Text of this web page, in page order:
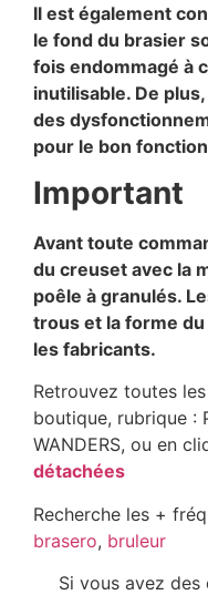
Il est également
le fond du brasier
fois endommagé à
inutilisable. De
des
pour le bon
Important
Avant toute
du creuset avec la
poêle à granulés.
trous et la forme
les fabricants.
Retrouvez toutes
boutique, rubrique :
WANDERS, ou en
détachées
Recherche les +
brasero, bruleur
Si vous avez des